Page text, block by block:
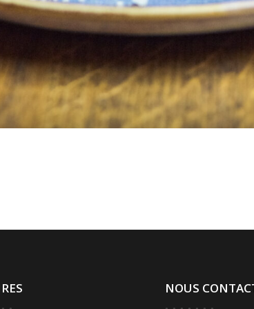
NOUS